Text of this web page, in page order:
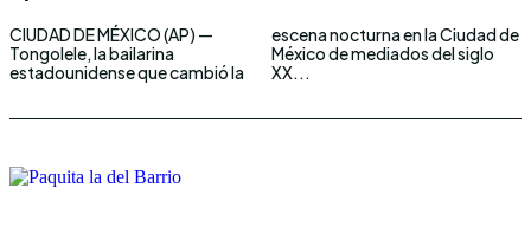
CIUDAD DE MÉXICO (AP) —
Tongolele, la bailarina
estadounidense que cambió la
escena nocturna en la Ciudad de
México de mediados del siglo
XX...